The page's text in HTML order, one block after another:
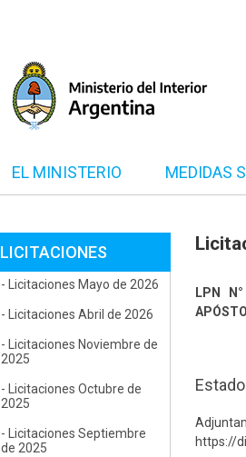
EL MINISTERIO MEDIDAS
LICITACIONES
- Licitaciones Mayo de 2026
- Licitaciones Abril de 2026
- Licitaciones Noviembre de
2025
- Licitaciones Octubre de
2025
- Licitaciones Septiembre
de 2025
LPN
https://